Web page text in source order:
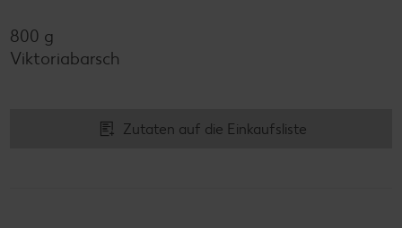
800 g
Viktoriabarsch
Zutaten auf die Einkaufsliste